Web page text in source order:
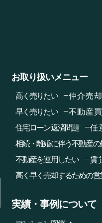
お取り扱いメニュー
高く売りたい
仲介売
早く売りたい
不動産
住宅ローン返済問題
任
相続・離婚に伴う不動産の
不動産を運用したい
賃
高く早く売却するための営
実績・事例について